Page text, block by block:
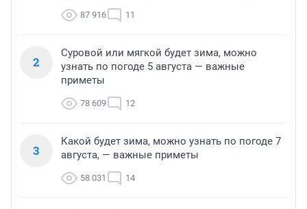
87 916 11
2
Суровой или мягкой будет зима, можно
узнать по погоде 5 августа — важные
приметы
78 609 12
3
Какой будет зима, можно узнать по погоде 7
августа, — важные приметы
58 031 14